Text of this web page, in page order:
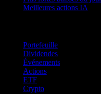
Meilleures actions IA
Portefeuille
Dividendes
Événements
Actions
ETF
Crypto